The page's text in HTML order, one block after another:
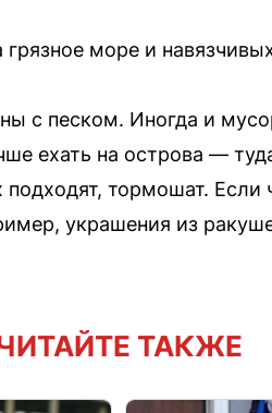
море и
с песком. Иногда и
ехать на острова —
тормошат. Если
украшения из
ТАКЖЕ